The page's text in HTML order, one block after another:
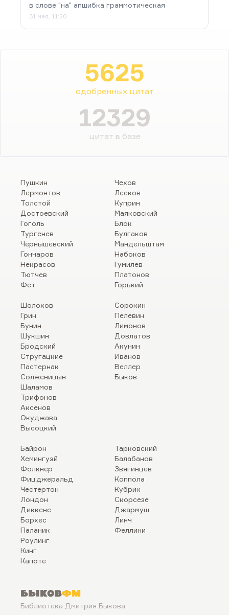
в слове "на" апшибка граммотическая
31 мая, 11:20
5625
одобренных цитат
12329
цитат в базе
Пушкин
Лермонтов
Толстой
Достоевский
Гоголь
Тургенев
Чернышевский
Гончаров
Некрасов
Тютчев
Фет
Чехов
Лесков
Куприн
Маяковский
Блок
Булгаков
Мандельштам
Набоков
Гумилев
Платонов
Горький
Шолохов
Грин
Бунин
Шукшин
Бродский
Стругацкие
Пастернак
Солженицын
Шаламов
Трифонов
Аксенов
Окуджава
Высоцкий
Сорокин
Пелевин
Лимонов
Довлатов
Акунин
Иванов
Веллер
Быков
Байрон
Хемингуэй
Фолкнер
Фицджеральд
Честертон
Лондон
Диккенс
Борхес
Паланик
Роулинг
Кинг
Капоте
Тарковский
Балабанов
Звягинцев
Коппола
Кубрик
Скорсезе
Джармуш
Линч
Феллини
БыковФМ
Библиотека Дмитрия Быкова